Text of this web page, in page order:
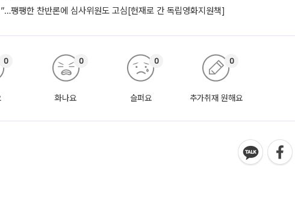
팽팽한 찬반론에 심사위원도 고심[헌재로 간 독립영화지원책]
0
화나요
0
슬퍼요
0
추가취재 원해요
0